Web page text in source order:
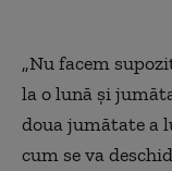
„Nu facem
la o lună și
doua jumătate a
cum se va